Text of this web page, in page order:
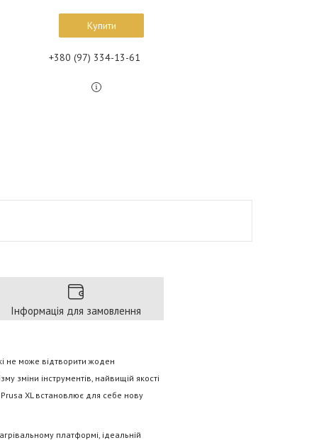
Купити
+380 (97) 334-13-61
Інформація для замовлення
не може відтворити жоден
зміни інструментів, найвищій якості
XL встановлює для себе нову
платформі, ідеальній